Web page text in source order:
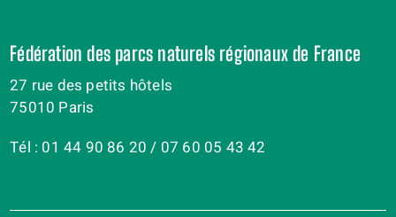
Fédération des parcs naturels régionaux de France
27 rue des petits hôtels
75010 Paris
Tél : 01 44 90 86 20 / 07 60 05 43 42